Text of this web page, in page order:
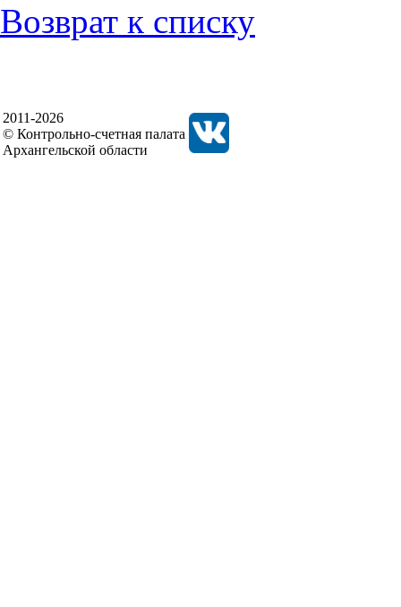
Возврат к списку
2011-2026
© Контрольно-счетная палата
Архангельской области